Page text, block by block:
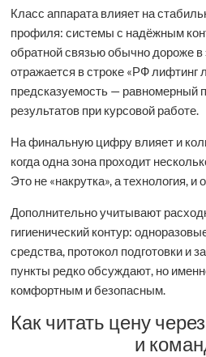
Класс аппарата влияет на
профиля: системы с надёжным
обратной связью обычно дороже в
отражается в строке «РФ лифтинг
предсказуемость — равномерный
результатов при курсовой работе.
На финальную цифру влияет и
когда одна зона проходит
Это не «накрутка», а технология, и
Дополнительно учитывают
гигиенический контур:
средства, протокол подготовки и
пункты редко обсуждают, но
комфортным и безопасным.
Как читать цену
и